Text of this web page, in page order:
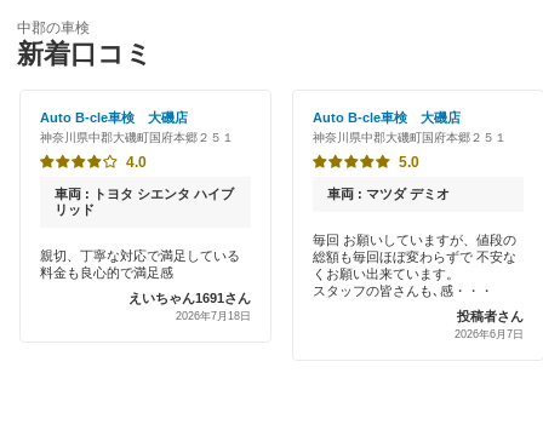
厚木市
綾瀬市
伊勢原市
海老名市
小田原市
鎌倉市
特典あり
新車初回割りあり
早割りあり
「車検の速太郎」
オートバックス
中部自動車販売（チューブ＆BCN）
車検館
出光リテール車検
伊藤忠エネクス
中郡の車検
新着口コミ
Auto B-cle車検 大磯店
神奈川県中郡大磯町国府本郷２５１
4.0
車両 : トヨタ シエンタ ハイブ
リッド
親切、丁寧な対応で満足している
料金も良心的で満足感
えいちゃん1691さん
2026年7月18日
Auto B-cle車検 大磯店
神奈川県中郡大磯町国府本郷２５１
5.0
車両 : マツダ デミオ
毎回 お願いしていますが、値段の
総額も毎回ほぼ変わらずで 不安な
くお願い出来ています。
スタッフの皆さんも､感・・・
投稿者さん
2026年6月7日